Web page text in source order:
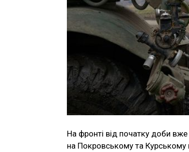
На фронті від початку доби
на Покровському та Курському